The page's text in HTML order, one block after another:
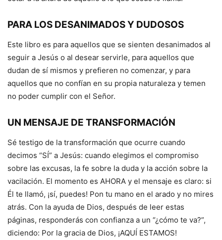
PARA LOS DESANIMADOS Y DUDOSOS
Este libro es para aquellos que se sienten desanimados al
seguir a Jesús o al desear servirle, para aquellos que
dudan de sí mismos y prefieren no comenzar, y para
aquellos que no confían en su propia naturaleza y temen
no poder cumplir con el Señor.
UN MENSAJE DE TRANSFORMACIÓN
Sé testigo de la transformación que ocurre cuando
decimos “SÍ” a Jesús: cuando elegimos el compromiso
sobre las excusas, la fe sobre la duda y la acción sobre la
vacilación. El momento es AHORA y el mensaje es claro: si
Él te llamó, ¡sí, puedes! Pon tu mano en el arado y no mires
atrás. Con la ayuda de Dios, después de leer estas
páginas, responderás con confianza a un “¿cómo te va?”,
diciendo: Por la gracia de Dios, ¡AQUÍ ESTAMOS!